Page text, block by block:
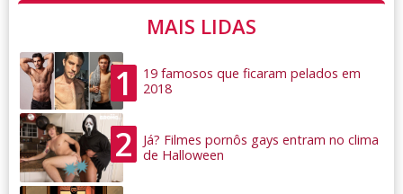
MAIS LIDAS
1
19 famosos que ficaram pelados em
2018
2
Já? Filmes pornôs gays entram no clima
de Halloween